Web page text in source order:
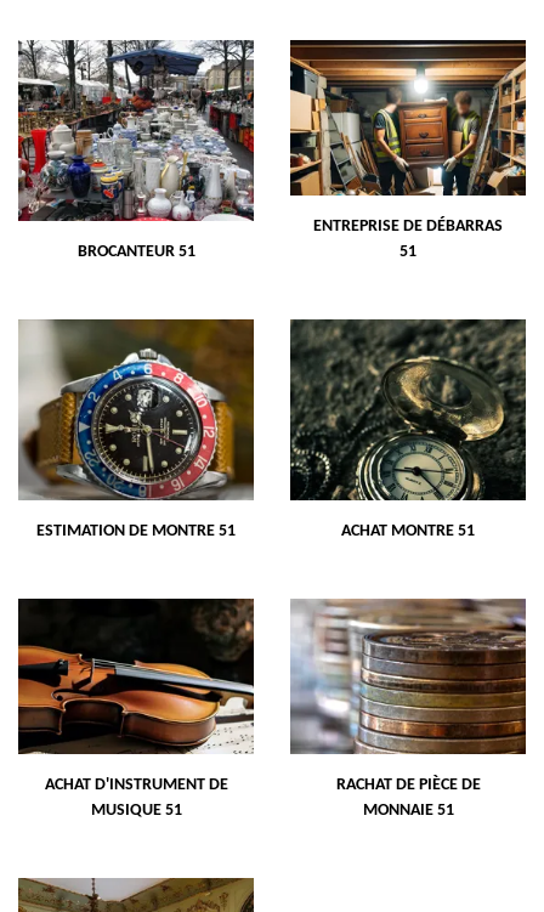
BROCANTEUR 51
ENTREPRISE DE DÉBARRAS
51
ESTIMATION DE MONTRE 51 ACHAT MONTRE 51
ACHAT D'INSTRUMENT DE
MUSIQUE 51
RACHAT DE PIÈCE DE
MONNAIE 51